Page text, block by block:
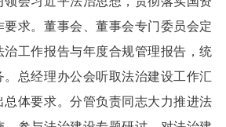
求。董事会、董事会专门委员会定
治工作报告与年度合规管理报告，统
总经理办公会听取法治建设工作汇
总体要求。分管负责同志大力推进法